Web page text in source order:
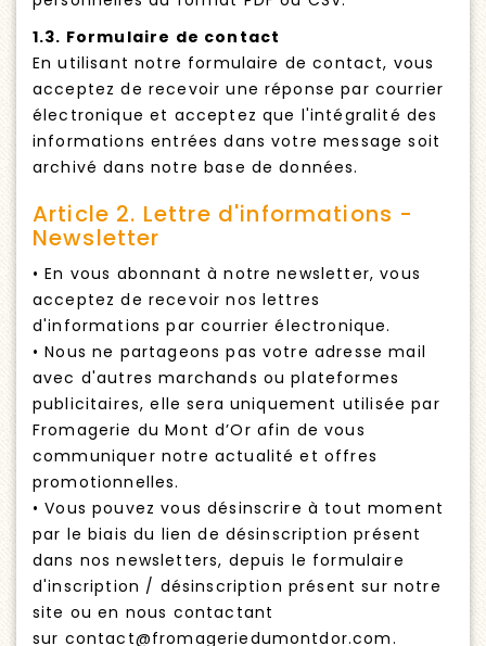
1.3. Formulaire de contact
En utilisant notre formulaire de contact, vous
acceptez de recevoir une réponse par courrier
électronique et acceptez que l'intégralité des
informations entrées dans votre message soit
archivé dans notre base de données.
Article 2. Lettre d'informations -
Newsletter
• En vous abonnant à notre newsletter, vous
acceptez de recevoir nos lettres
d'informations par courrier électronique.
• Nous ne partageons pas votre adresse mail
avec d'autres marchands ou plateformes
publicitaires, elle sera uniquement utilisée par
Fromagerie du Mont d’Or afin de vous
communiquer notre actualité et offres
promotionnelles.
• Vous pouvez vous désinscrire à tout moment
par le biais du lien de désinscription présent
dans nos newsletters, depuis le formulaire
d'inscription / désinscription présent sur notre
site ou en nous contactant
sur contact@fromageriedumontdor.com.